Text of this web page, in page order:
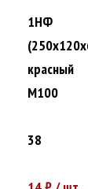
1НФ
красный
M100
38